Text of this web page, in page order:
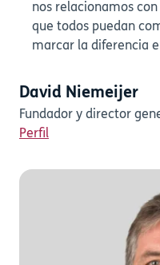
nos relacionamos
que todos puedan
marcar la diferencia
David Niemeijer
Fundador y director
Perfil